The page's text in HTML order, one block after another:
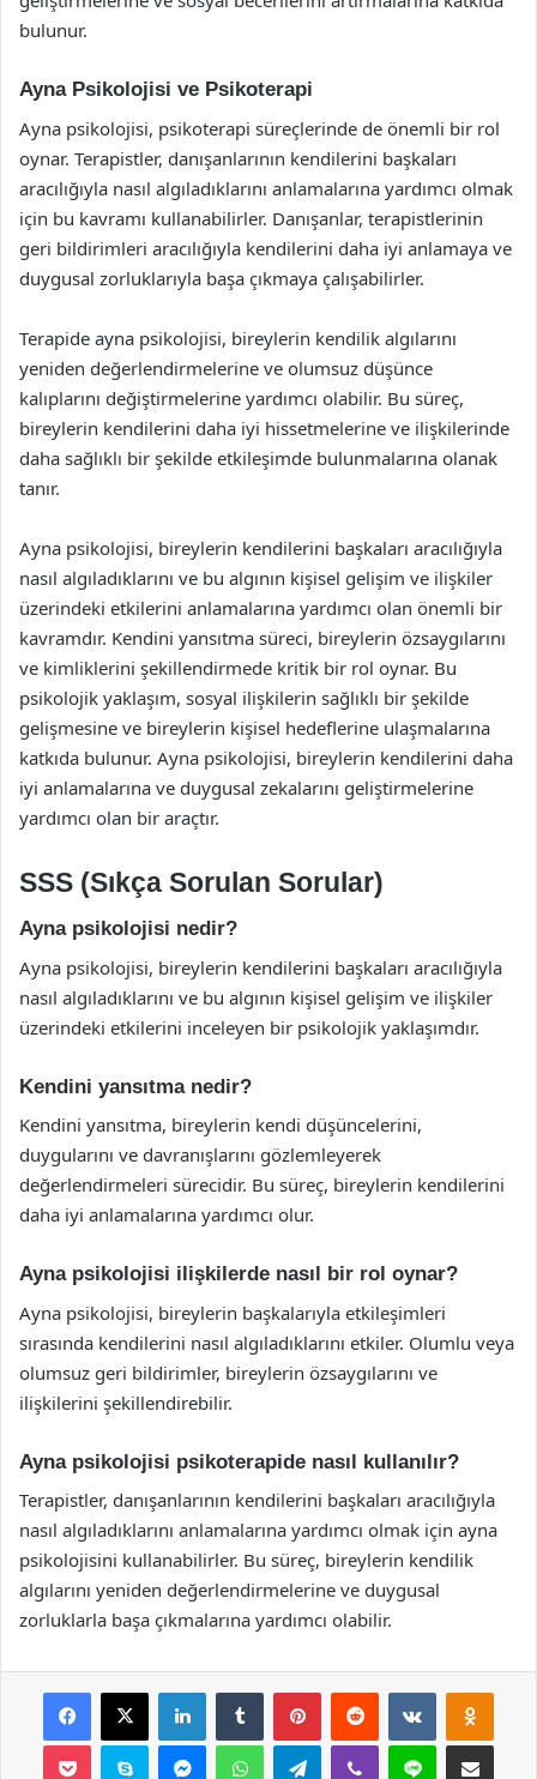
bulunur.
Ayna Psikolojisi ve Psikoterapi
Ayna psikolojisi, psikoterapi süreçlerinde de önemli bir rol
oynar. Terapistler, danışanlarının kendilerini başkaları
aracılığıyla nasıl algıladıklarını anlamalarına yardımcı olmak
için bu kavramı kullanabilirler. Danışanlar, terapistlerinin
geri bildirimleri aracılığıyla kendilerini daha iyi anlamaya ve
duygusal zorluklarıyla başa çıkmaya çalışabilirler.
Terapide ayna psikolojisi, bireylerin kendilik algılarını
yeniden değerlendirmelerine ve olumsuz düşünce
kalıplarını değiştirmelerine yardımcı olabilir. Bu süreç,
bireylerin kendilerini daha iyi hissetmelerine ve ilişkilerinde
daha sağlıklı bir şekilde etkileşimde bulunmalarına olanak
tanır.
Ayna psikolojisi, bireylerin kendilerini başkaları aracılığıyla
nasıl algıladıklarını ve bu algının kişisel gelişim ve ilişkiler
üzerindeki etkilerini anlamalarına yardımcı olan önemli bir
kavramdır. Kendini yansıtma süreci, bireylerin özsaygılarını
ve kimliklerini şekillendirmede kritik bir rol oynar. Bu
psikolojik yaklaşım, sosyal ilişkilerin sağlıklı bir şekilde
gelişmesine ve bireylerin kişisel hedeflerine ulaşmalarına
katkıda bulunur. Ayna psikolojisi, bireylerin kendilerini daha
iyi anlamalarına ve duygusal zekalarını geliştirmelerine
yardımcı olan bir araçtır.
SSS (Sıkça Sorulan Sorular)
Ayna psikolojisi nedir?
Ayna psikolojisi, bireylerin kendilerini başkaları aracılığıyla
nasıl algıladıklarını ve bu algının kişisel gelişim ve ilişkiler
üzerindeki etkilerini inceleyen bir psikolojik yaklaşımdır.
Kendini yansıtma nedir?
Kendini yansıtma, bireylerin kendi düşüncelerini,
duygularını ve davranışlarını gözlemleyerek
değerlendirmeleri sürecidir. Bu süreç, bireylerin kendilerini
daha iyi anlamalarına yardımcı olur.
Ayna psikolojisi ilişkilerde nasıl bir rol oynar?
Ayna psikolojisi, bireylerin başkalarıyla etkileşimleri
sırasında kendilerini nasıl algıladıklarını etkiler. Olumlu veya
olumsuz geri bildirimler, bireylerin özsaygılarını ve
ilişkilerini şekillendirebilir.
Ayna psikolojisi psikoterapide nasıl kullanılır?
Terapistler, danışanlarının kendilerini başkaları aracılığıyla
nasıl algıladıklarını anlamalarına yardımcı olmak için ayna
psikolojisini kullanabilirler. Bu süreç, bireylerin kendilik
algılarını yeniden değerlendirmelerine ve duygusal
zorluklarla başa çıkmalarına yardımcı olabilir.
Facebook
X LinkedInTumblr PinterestReddit VKontakte
Pocket Skype MessengerWhatsAppTelegramViber Line E-Posta ile